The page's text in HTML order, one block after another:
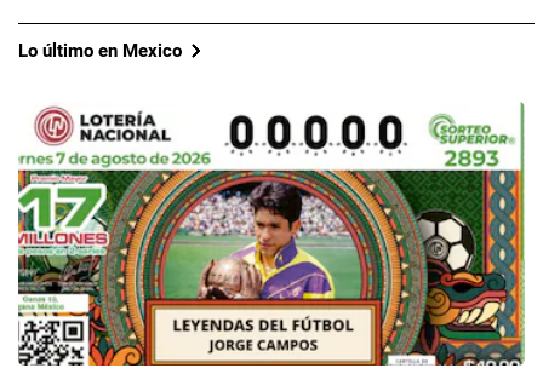
Lo último en Mexico